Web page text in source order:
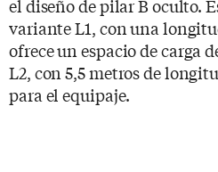
el diseño de pilar B oculto.
variante L1, con una
ofrece un espacio de carga
L2, con 5,5 metros de
para el equipaje.